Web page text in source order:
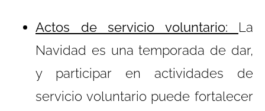
Actos de servicio voluntario: La
Navidad es una temporada de dar,
y participar en actividades de
servicio voluntario puede fortalecer